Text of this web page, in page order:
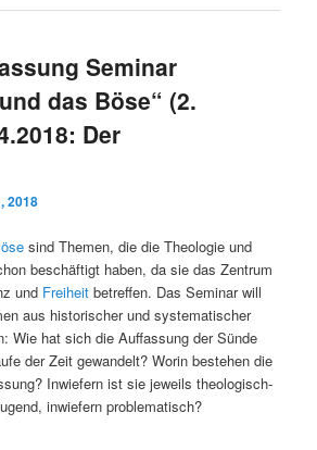
Seminar
das Böse“ (2.
Der
2018
sind Themen, die die Theologie und
beschäftigt haben, da sie das Zentrum
und Freiheit betreffen. Das Seminar will
aus historischer und systematischer
Wie hat sich die Auffassung der Sünde
der Zeit gewandelt? Worin bestehen die
Inwiefern ist sie jeweils theologisch-
inwiefern problematisch?